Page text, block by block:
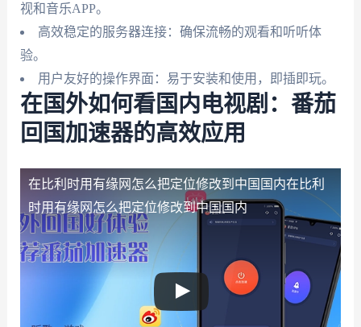
视和音乐APP。
高效稳定的服务器连接：确保流畅的观看和听听体
验。
用户友好的操作界面：易于安装和使用，即插即玩。
在国外如何看国内电视剧：番茄
回国加速器的高效应用
在比利时用有缘网怎么把定位修改到中国国内在比利
时用有缘网怎么把定位修改到中国国内